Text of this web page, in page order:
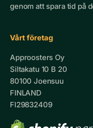
genom att spara tid på
Vårt företag
Approosters Oy
Siltakatu 10 B 20
80100 Joensuu
FINLAND
FI29832409